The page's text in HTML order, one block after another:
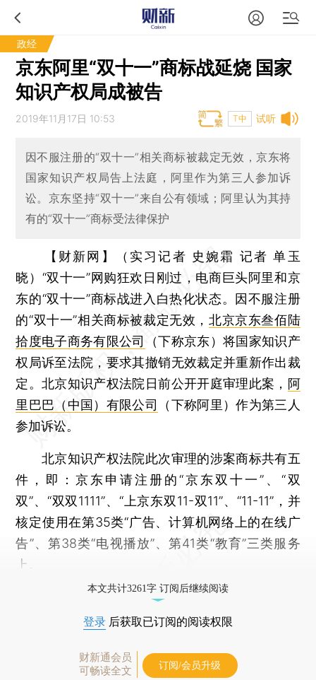
政经
京东阿里“双十一”商标战延烧 国家
知识产权局成被告
试听
2019年11月17日 10:53 T中
因不服注册的“双十一”相关商标被裁定无效，京东将
国家知识产权局告上法庭，阿里作为第三人参加诉
讼。京东坚持“双十一”来自公有领域；阿里认为其持
有的“双十一”商标受法律保护
【财新网】（实习记者 史婉霜 记者 单玉
晓） “双十一”网购狂欢日刚过，电商巨头阿里和京
东的“双十一”商标战进入白热化状态。因不服注册
的“双十一”相关商标被裁定无效，北京京东叁佰陆
拾度电子商务有限公司
（下称京东）将国家知识产
权局诉至法院，要求其撤销无效裁定并重新作出裁
定。北京知识产权法院日前公开开庭审理此案， 阿
里巴巴（中国）有限公司
（下称阿里）作为第三人
参加诉讼。
北京知识产权法院此次审理的涉案商标共有五
件，即：京东申请注册的“京东双十一”、“双
双”、“双双1111”、“上京东双11-双11”、“11-11”，并
核定使用在第35类“广告、计算机网络上的在线广
告”、第38类“电视播放”、第41类“教育”三类服务
上。
本文共计3261字 订阅后继续阅读
登录 后获取已订阅的阅读权限
财新通会员
可畅读全文
订阅/会员升级